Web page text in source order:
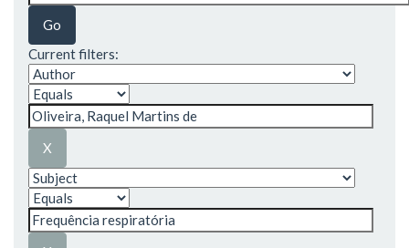
Current filters: